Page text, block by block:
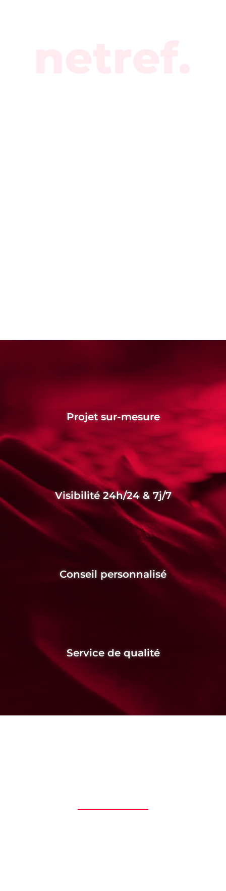
Projet sur-mesure
Visibilité 24h/24 & 7j/7
Conseil personnalisé
Service de qualité